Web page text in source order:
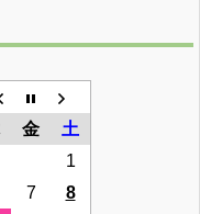
金
土
1
7
8